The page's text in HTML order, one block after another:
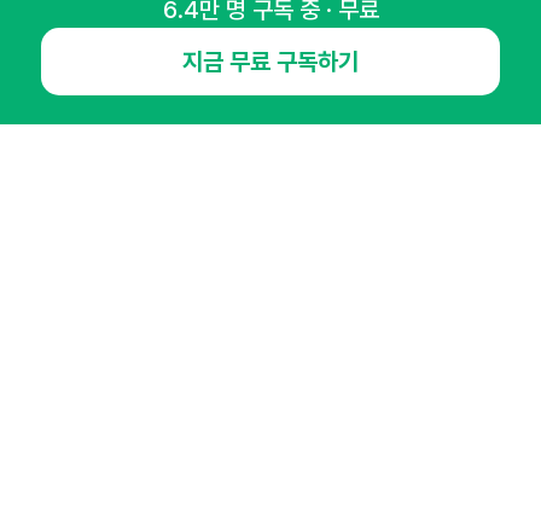
오픈애즈란 공지사항 제휴문의
인사이터 신청
6.4만 명 구독 중 · 무료
지금 무료 구독하기